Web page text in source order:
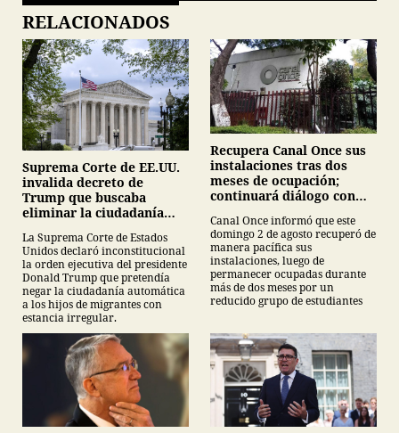
RELACIONADOS
Suprema Corte de EE.UU.
invalida decreto de
Trump que buscaba
eliminar la ciudadanía
La Suprema Corte de Estados
Unidos declaró inconstitucional
la orden ejecutiva del presidente
Donald Trump que pretendía
negar la ciudadanía automática
a los hijos de migrantes con
estancia irregular.
Recupera Canal Once sus
instalaciones tras dos
meses de ocupación;
continuará diálogo con
Canal Once informó que este
domingo 2 de agosto recuperó de
manera pacífica sus
instalaciones, luego de
permanecer ocupadas durante
más de dos meses por un
reducido grupo de estudiantes